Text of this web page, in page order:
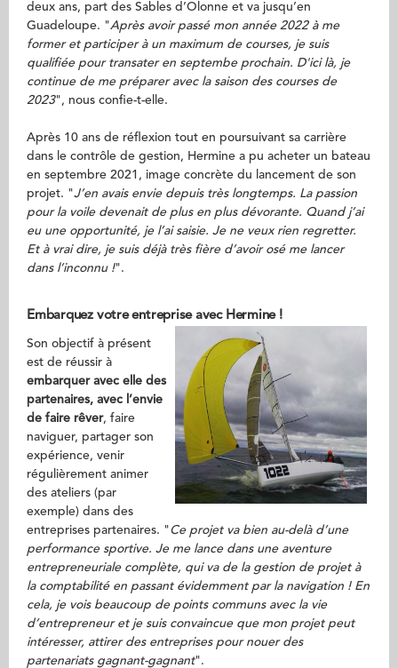
deux ans, part des Sables d’Olonne et va jusqu’en
Guadeloupe. "Après avoir passé mon année 2022 à me
former et participer à un maximum de courses, je suis
qualifiée pour transater en septembe prochain. D'ici là, je
continue de me préparer avec la saison des courses de
2023", nous confie-t-elle.
Après 10 ans de réflexion tout en poursuivant sa carrière
dans le contrôle de gestion, Hermine a pu acheter un bateau
en septembre 2021, image concrète du lancement de son
projet. "J’en avais envie depuis très longtemps. La passion
pour la voile devenait de plus en plus dévorante. Quand j’ai
eu une opportunité, je l’ai saisie. Je ne veux rien regretter.
Et à vrai dire, je suis déjà très fière d’avoir osé me lancer
dans l’inconnu !".
Embarquez votre entreprise avec Hermine !
Son objectif à présent
est de réussir à
embarquer avec elle des
partenaires, avec l’envie
de faire rêver, faire
naviguer, partager son
expérience, venir
régulièrement animer
des ateliers (par
exemple) dans des
entreprises partenaires. "Ce projet va bien au-delà d’une
performance sportive. Je me lance dans une aventure
entrepreneuriale complète, qui va de la gestion de projet à
la comptabilité en passant évidemment par la navigation ! En
cela, je vois beaucoup de points communs avec la vie
d’entrepreneur et je suis convaincue que mon projet peut
intéresser, attirer des entreprises pour nouer des
partenariats gagnant-gagnant".